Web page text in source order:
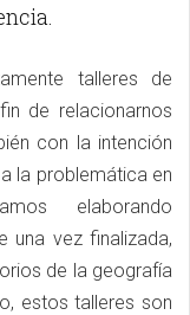
talleres de
de relacionarnos
con la intención
la problemática en
elaborando
una vez finalizada,
de la geografía
estos talleres son